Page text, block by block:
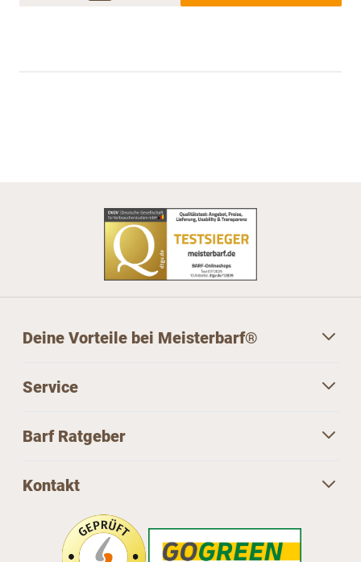
Deine Vorteile bei Meisterbarf®
Service
Barf Ratgeber
Kontakt